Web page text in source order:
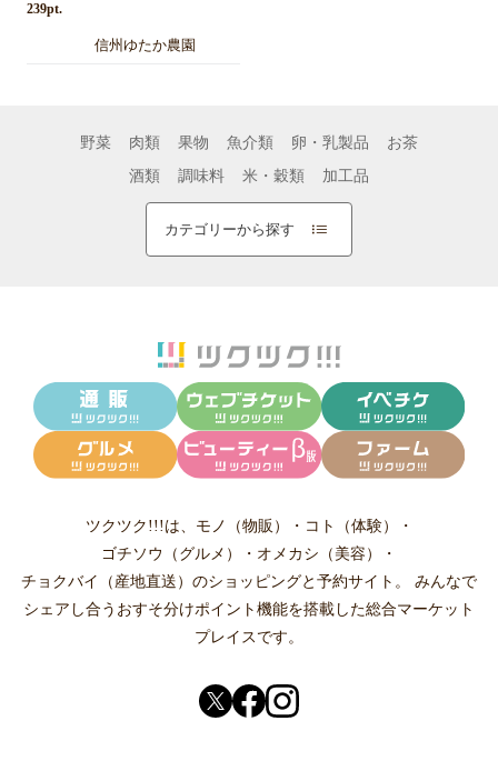
239pt.
信州ゆたか農園
野菜 肉類 果物 魚介類 卵・乳製品
お茶
酒類
調味料 米・穀類 加工品
カテゴリーから探す
ツクツク!!!は、 モノ（物販） ・ コト（体験）
・
ゴチソウ（グルメ）
・ オメカシ（美容）
・
チョクバイ（産地直送） のショッピングと予約サイト。
みんなで
シェアし合う おすそ分けポイント機能を搭載した総合マーケット
プレイスです。